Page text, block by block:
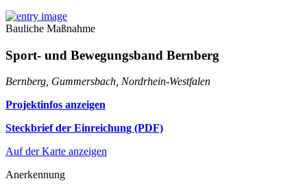
Bauliche Maßnahme
Sport- und Bewegungsband Bernberg
Bernberg, Gummersbach, Nordrhein-Westfalen
Projektinfos anzeigen
Steckbrief der Einreichung (PDF)
Auf der Karte anzeigen
Anerkennung